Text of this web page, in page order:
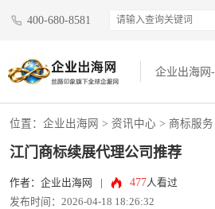
400-680-8581
企业出海网
位置： 企业出海网 > 资讯中心 > 商标服务
江门商标续展代理公司推荐
作者：企业出海网 477人看过
发布时间：2026-04-18 18:26:32